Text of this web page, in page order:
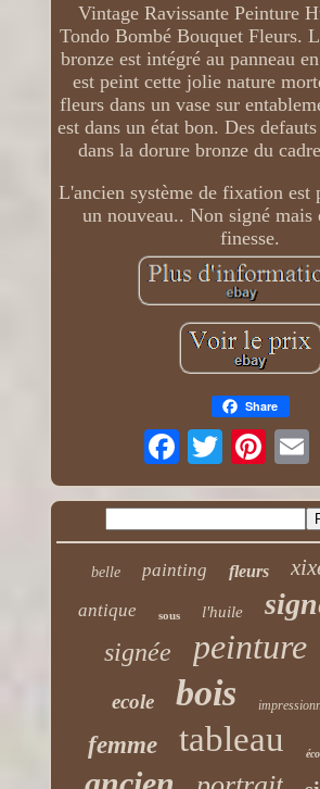
Vintage Ravissante Peinture
Tondo Bombé Bouquet Fleurs.
bronze est intégré au panneau
est peint cette jolie nature
fleurs dans un vase sur
est dans un état bon. Des
dans la dorure bronze du
L'ancien système de fixation est
un nouveau.. Non signé mais
finesse.
Share
belle painting fleurs
antique sous l'huile
signée peinture
ecole bois
femme tableau